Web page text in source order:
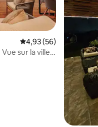
Note moyenne de
4,93 (56)
sur la ville |